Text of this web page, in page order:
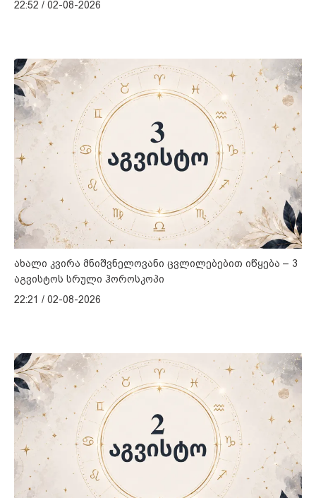
22:52 / 02-08-2026
ახალი კვირა მნიშვნელოვანი ცვლილებებით იწყება – 3
აგვისტოს სრული ჰოროსკოპი
22:21 / 02-08-2026